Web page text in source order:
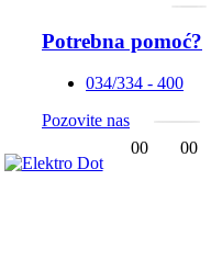
Potrebna pomoć?
034/334 - 400
Pozovite nas
00 00